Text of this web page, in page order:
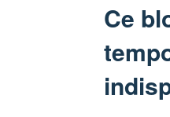
Ce